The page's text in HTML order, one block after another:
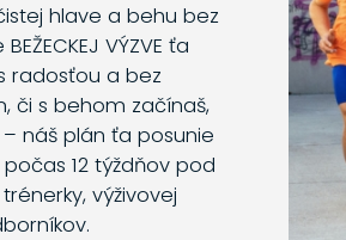
hlave a behu bez
VÝZVE ťa
radosťou a bez
či s behom začínaš,
náš plán ťa posunie
12 týždňov pod
výživovej